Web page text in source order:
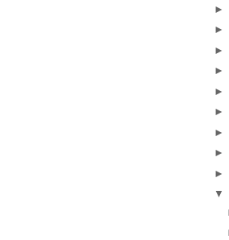
►
►
►
►
►
►
►
►
►
▼